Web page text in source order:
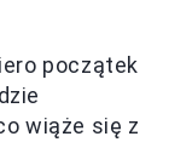
początek
wiąże się z